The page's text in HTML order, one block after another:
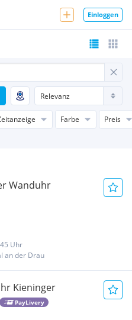
Einloggen
Farbe
Preis
Wanduhr
Uhr
an der Drau
Kieninger
PayLivery